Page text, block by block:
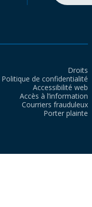
Droits
Politique de confidentialité
Accessibilité web
Accès à l’information
Courriers frauduleux
Porter plainte